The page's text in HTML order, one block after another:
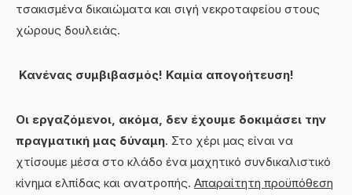
τσακισμένα δικαιώματα και σιγή νεκροταφείου στους
χώρους δουλειάς.
Κανένας συμβιβασμός! Καμία απογοήτευση!
Οι εργαζόμενοι, ακόμα, δεν έχουμε δοκιμάσει την
πραγματική μας δύναμη. Στο χέρι μας είναι να
χτίσουμε μέσα στο κλάδο ένα μαχητικό συνδικαλιστικό
κίνημα ελπίδας και ανατροπής. Απαραίτητη προϋπόθεση